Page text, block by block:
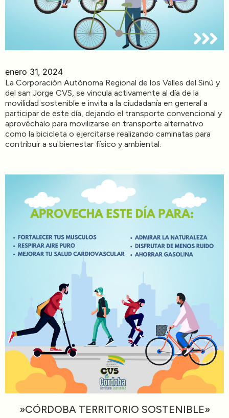
enero 31, 2024
La Corporación Autónoma Regional de los Valles del Sinú y
del san Jorge CVS, se vincula activamente al día de la
movilidad sostenible e invita a la ciudadanía en general a
participar de este día, dejando el transporte convencional y
aprovéchalo para movilizarse en transporte alternativo
como la bicicleta o ejercitarse realizando caminatas para
contribuir a su bienestar físico y ambiental.
»CÓRDOBA TERRITORIO SOSTENIBLE»